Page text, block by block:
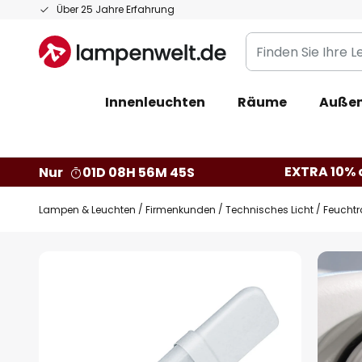
Über 25 Jahre Erfahrung
Zum
springen
Finden
Sie
Leuchte...
Innenleuchten Räume
Nur
01D 08H 56M 44S EXTRA
Lampen & Leuchten Firmenkunden Technisches Licht